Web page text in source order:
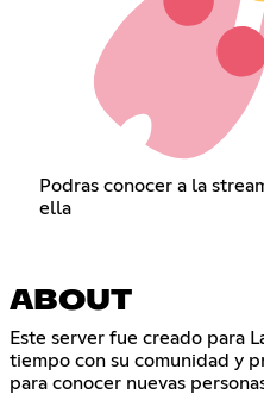
Podras conocer a la
ella
ABOUT
Este server fue creado para
tiempo con su comunidad y
para conocer nuevas